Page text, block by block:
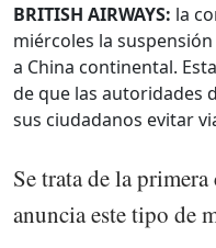
BRITISH AIRWAYS: la
miércoles la
a China continental.
de que las autoridades
sus ciudadanos evitar
Se trata de la
anuncia este tipo de